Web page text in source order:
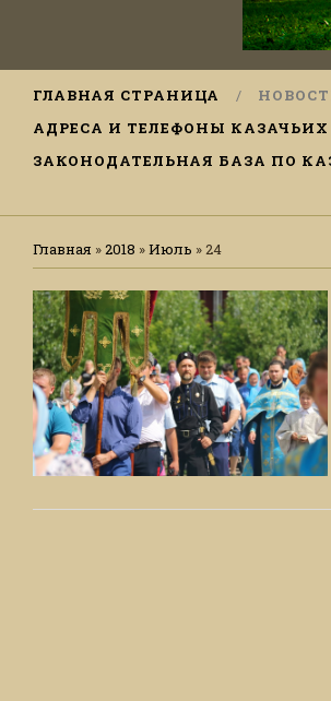
ГЛАВНАЯ СТРАНИЦА
АДРЕСА И ТЕЛЕФОНЫ
ЗАКОНОДАТЕЛЬНАЯ БАЗА ПО
Главная »2018 »Июль »24